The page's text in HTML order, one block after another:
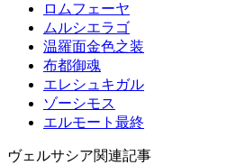
ロムフェーヤ
ムルシエラゴ
温羅面金色之装
布都御魂
エレシュキガル
ゾーシモス
エルモート最終
ヴェルサシア関連記事